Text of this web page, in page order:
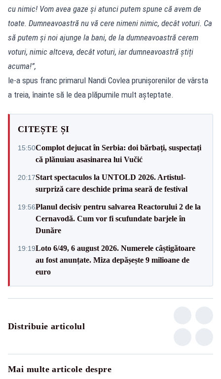
cu nimic! Vom avea gaze și atunci putem spune că avem de
toate. Dumneavoastră nu vă cere nimeni nimic, decât voturi. Ca
să putem și noi ajunge la bani, de la dumneavoastră cerem
voturi, nimic altceva, decât voturi, iar dumneavoastră știți
acuma!”,
le-a spus franc primarul Nandi Covlea prunișorenilor de vârsta
a treia, înainte să le dea plăpumile mult așteptate.
CITEȘTE ȘI
15:50Complot dejucat în Serbia: doi bărbați, suspectați
că plănuiau asasinarea lui Vučić
20:17Start spectaculos la UNTOLD 2026. Artistul-
surpriză care deschide prima seară de festival
19:56Planul decisiv pentru salvarea Reactorului 2 de la
Cernavodă. Cum vor fi scufundate barjele în
Dunăre
19:19Loto 6/49, 6 august 2026. Numerele câștigătoare
au fost anunțate. Miza depășește 9 milioane de
euro
Distribuie articolul
Mai multe articole despre